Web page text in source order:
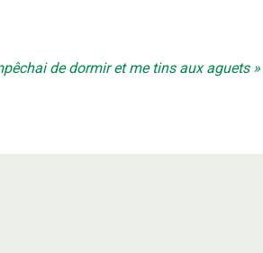
de dormir et me tins aux aguets